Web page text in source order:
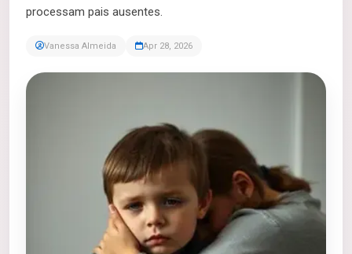
processam pais ausentes.
Vanessa Almeida Apr 28, 2026